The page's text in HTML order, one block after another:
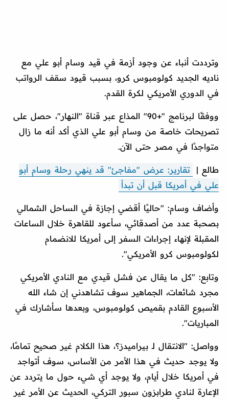
وترددت أنباء عن وجود أزمة في قيد وسام أبو علي مع
ناديه الجديد كولومبوس كرو، بسبب قيود سقف الرواتب
في الدوري الأمريكي لكرة القدم.
ووفقًا لبرنامج "+90" المذاع عبر قناة "النهار"، حصل على
تصريحات خاصة من وسام أبو علي الذي أكد أنه ما زال
متواجدًا في مصر حتى الآن.
طالع |
تقارير: عرض "مفاجئ" قد ينهي رحلة وسام أبو
علي في أمريكا قبل أن تبدأ
وأضاف وسام: "حاليًا أقضي إجازة في الساحل الشمالي
بصحبة عدد من أصدقائي، سأعود للقاهرة خلال الساعات
المقبلة لإنهاء إجراءات السفر إلى أمريكا للانضمام
لكولومبوس كرو الأمريكي".
وتابع: "كل ما يقال عن فشل قيدي مع النادي الأمريكي
مجرد شائعات، الجماهير سوف تشاهدني إن شاء الله
الأسبوع القادم بقميص كولومبوس، وبعدها سأشارك في
المباريات".
وواصل: "الانتقال لـ بيراميدز؟، هذا الكلام غير صحيح تمامًا،
ولا يوجد حديث في هذا الأمر من الأساس، سوف أتواجد
في أمريكا خلال أيام، ولا يوجد أي شيء حول ما يتردد عن
الإعارة لنادي طرابزون سبور التركي، الحديث عن الأمر غير